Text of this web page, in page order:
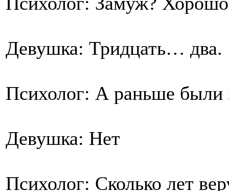
Девушка: Тридцать… два.
Психолог: А раньше были
Девушка: Нет
Психолог: Сколько лет